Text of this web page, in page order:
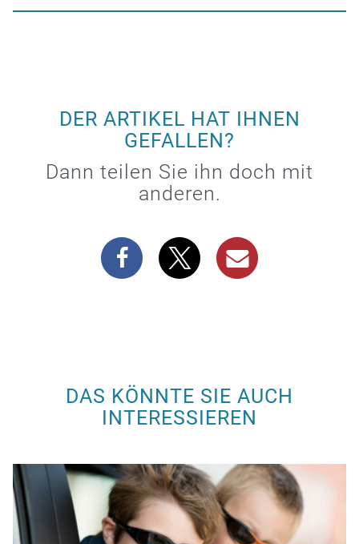
DER ARTIKEL HAT IHNEN
GEFALLEN?
Dann teilen Sie ihn doch mit
anderen.
DAS KÖNNTE SIE AUCH
INTERESSIEREN